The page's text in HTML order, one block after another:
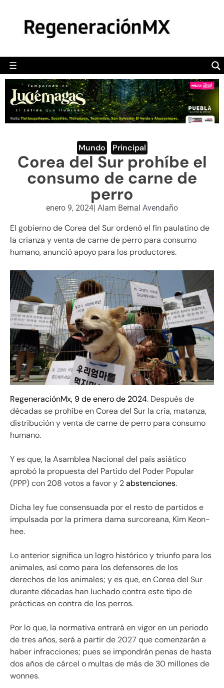
☰
POLÍTICA
CAMALEÓN
OPINIÓN
DEPORTES
ENGLISH SECTION
VIDEOS
Mundo Principal
Corea del Sur prohíbe el
consumo de carne de
perro
enero 9, 2024| Alam Bernal Avendaño
El gobierno de Corea del Sur ordenó el fin paulatino de
la crianza y venta de carne de perro para consumo
humano, anunció apoyo para los productores.
RegeneraciónMx, 9 de enero de 2024. Después de
décadas se prohíbe en Corea del Sur la cría, matanza,
distribución y venta de carne de perro para consumo
humano.
Y es que, la Asamblea Nacional del país asiático
aprobó la propuesta del Partido del Poder Popular
(PPP) con 208 votos a favor y 2abstenciones.
Dicha ley fue consensuada por el resto de partidos e
impulsada por la primera dama surcoreana, Kim Keon-
hee.
Lo anterior significa un logro histórico y triunfo para los
animales, así como para los defensores de los
derechos de los animales; y es que, en Corea del Sur
durante décadas han luchado contra este tipo de
prácticas en contra de los perros.
Por lo que, la normativa entrará en vigor en un periodo
de tres años, será a partir de 2027 que comenzarán a
haber infracciones; pues se impondrán penas de hasta
dos años de cárcel o multas de más de 30 millones de
wonnes.